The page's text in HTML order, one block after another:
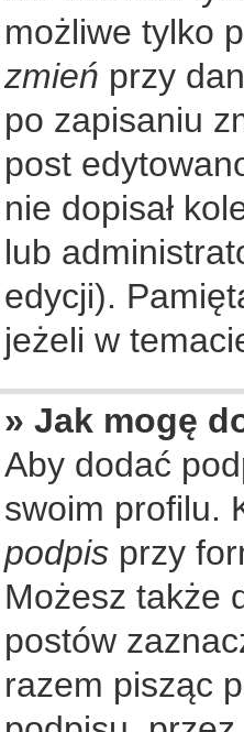
możliwe tylko
zmień przy
po zapisaniu
post
nie dopisał
lub
edycji).
jeżeli w
» Jak mogę
Aby dodać
swoim profilu.
podpis przy
Możesz także
postów
razem pisząc